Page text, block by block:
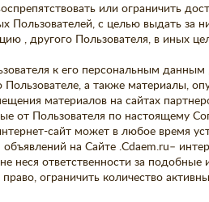
или ограничить
Пользователей, с целью выдать за
, другого Пользователя, в иных
к его персональным данным
а также материалы,
материалов на сайтах
от Пользователя по настоящему
сайт может в любое время
на Сайте .Cdaem.ru–
неся ответственности за
ограничить количество